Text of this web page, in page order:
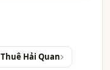
Hải Quan